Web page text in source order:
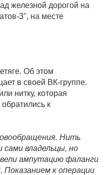
железной дорогой на
3", на месте
Об этом
в своей ВК-группе.
нитку, которая
к
Нить
владельцы, но
ампутацию фаланги
Показанием к операции